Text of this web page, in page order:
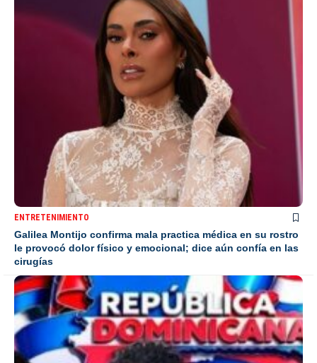
ENTRETENIMIENTO
Galilea Montijo confirma mala practica médica en su rostro
le provocó dolor físico y emocional; dice aún confía en las
cirugías